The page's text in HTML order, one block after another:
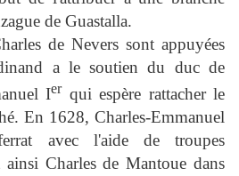
de Guastalla.
de Nevers sont appuyées
a le soutien du duc de
Ierqui espère rattacher le
En 1628, Charles-Emmanuel
avec l'aide de troupes
ainsi Charles de Mantoue dans